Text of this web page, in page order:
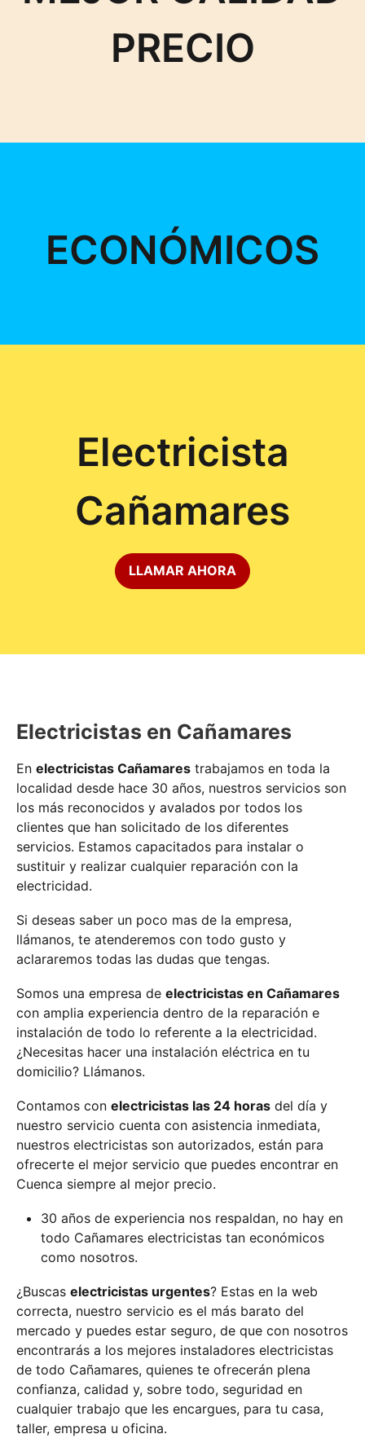
PRECIO
ECONÓMICOS
Electricista
Cañamares
LLAMAR AHORA
Electricistas en Cañamares
En electricistas Cañamares trabajamos en toda la
localidad desde hace 30 años, nuestros servicios son
los más reconocidos y avalados por todos los
clientes que han solicitado de los diferentes
servicios. Estamos capacitados para instalar o
sustituir y realizar cualquier reparación con la
electricidad.
Si deseas saber un poco mas de la empresa,
llámanos, te atenderemos con todo gusto y
aclararemos todas las dudas que tengas.
Somos una empresa de electricistas en Cañamares
con amplia experiencia dentro de la reparación e
instalación de todo lo referente a la electricidad.
¿Necesitas hacer una instalación eléctrica en tu
domicilio? Llámanos.
Contamos con electricistas las 24 horas del día y
nuestro servicio cuenta con asistencia inmediata,
nuestros electricistas son autorizados, están para
ofrecerte el mejor servicio que puedes encontrar en
Cuenca siempre al mejor precio.
30 años de experiencia nos respaldan, no hay en
todo Cañamares electricistas tan económicos
como nosotros.
¿Buscas electricistas urgentes? Estas en la web
correcta, nuestro servicio es el más barato del
mercado y puedes estar seguro, de que con nosotros
encontrarás a los mejores instaladores electricistas
de todo Cañamares, quienes te ofrecerán plena
confianza, calidad y, sobre todo, seguridad en
cualquier trabajo que les encargues, para tu casa,
taller, empresa u oficina.